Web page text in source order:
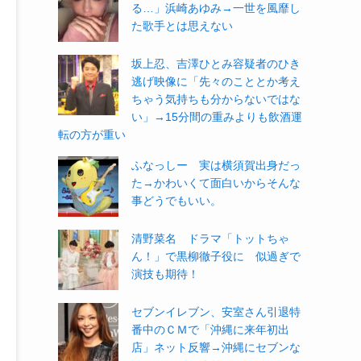
る…」浜崎あゆみ→一世を風靡し
た歌手とは思えない
坂上忍、吉澤ひとみ容疑者のひき
逃げ映像に「先々のこととか考え
ちゃう気持ちも分からないではな
い」→15分間の重みよりも飲酒運
転の方が重い
ふなっしー 実は横須賀出身だっ
た→かわいくて面白いからそんな
事どうでもいい。
清野菜名 ドラマ「トットちゃ
ん！」で黒柳徹子役に 似過ぎで
演技も期待！
セブンイレブン、安室さん引退特
番中のＣＭで「沖縄に来年初出
店」ネット反響→沖縄にセブンな